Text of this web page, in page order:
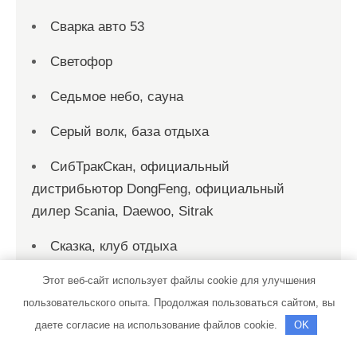
Сварка авто 53
Светофор
Седьмое небо, сауна
Серый волк, база отдыха
СибТракСкан, официальный
дистрибьютор DongFeng, официальный
дилер Scania, Daewoo, Sitrak
Сказка, клуб отдыха
Скиф, автомойка
Этот веб-сайт использует файлы cookie для улучшения
пользовательского опыта. Продолжая пользоваться сайтом, вы
даете согласие на использование файлов cookie.
OK